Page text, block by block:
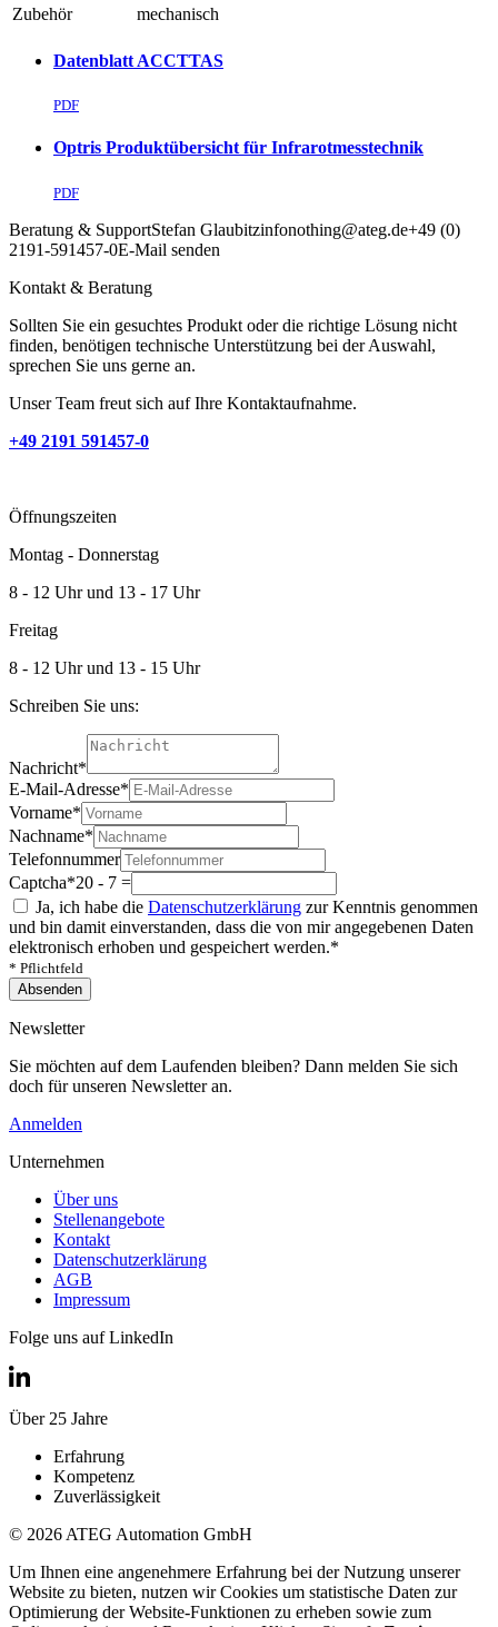
Zubehör
mechanisch
Datenblatt ACCTTAS
PDF
Optris Produktübersicht für Infrarotmesstechnik
PDF
Beratung & SupportStefan Glaubitzinfonothing@ateg.de+49 (0)
2191-591457-0E-Mail senden
Kontakt & Beratung
Sollten Sie ein gesuchtes Produkt oder die richtige Lösung nicht
finden, benötigen technische Unterstützung bei der Auswahl,
sprechen Sie uns gerne an.
Unser Team freut sich auf Ihre Kontaktaufnahme.
+49 2191 591457-0
Öffnungszeiten
Montag - Donnerstag
8 - 12 Uhr und 13 - 17 Uhr
Freitag
8 - 12 Uhr und 13 - 15 Uhr
Schreiben Sie uns:
Nachricht*
E-Mail-Adresse*
Vorname*
Nachname*
Telefonnummer
Captcha*20 - 7 =
Ja, ich habe die Datenschutzerklärung zur Kenntnis genommen
und bin damit einverstanden, dass die von mir angegebenen Daten
elektronisch erhoben und gespeichert werden.*
* Pflichtfeld
Absenden
Newsletter
Sie möchten auf dem Laufenden bleiben? Dann melden Sie sich
doch für unseren Newsletter an.
Anmelden
Unternehmen
Über uns
Stellenangebote
Kontakt
Datenschutzerklärung
AGB
Impressum
Folge uns auf LinkedIn
Über 25 Jahre
Erfahrung
Kompetenz
Zuverlässigkeit
© 2026 ATEG Automation GmbH
Um Ihnen eine angenehmere Erfahrung bei der Nutzung unserer
Website zu bieten, nutzen wir Cookies um statistische Daten zur
Optimierung der Website-Funktionen zu erheben sowie zum